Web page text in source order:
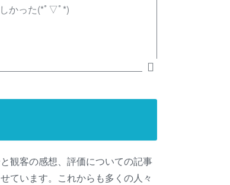
かった(*ﾟ▽ﾟ*)
観客の感想、評価についての記事
ています。これからも多くの人々